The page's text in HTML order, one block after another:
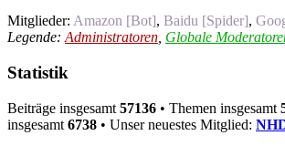
Mitglieder: Amazon [Bot], Baidu [Spider],
Legende: Administratoren Globale
Statistik
Beiträge insgesamt 57136 • Themen insgesamt
insgesamt 6738 • Unser neuestes Mitglied: